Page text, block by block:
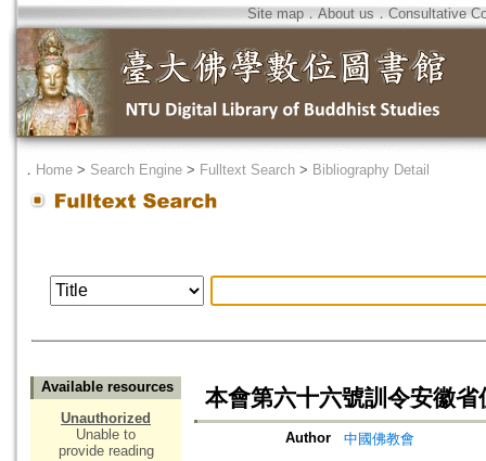
Site map．About us ． Consultative
． Home > Search Engine > Fulltext Search > Bibliography Detail
Available resources
Unauthorized
Unable to
provide reading
本會第六十六號訓令安徽
Author
中國佛教會